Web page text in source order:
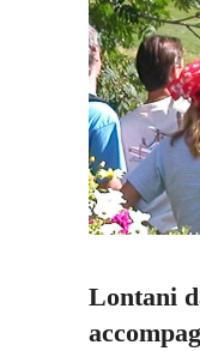
Lontani